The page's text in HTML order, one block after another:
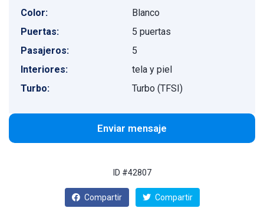
Color:
Blanco
Puertas:
5 puertas
Pasajeros:
5
Interiores:
tela y piel
Turbo:
Turbo (TFSI)
Enviar mensaje
ID #42807
Compartir Compartir